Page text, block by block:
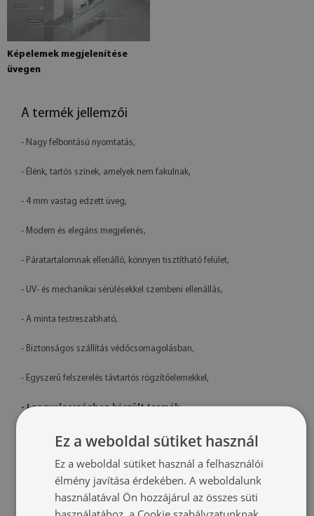
Képelemek megjelenítése
üvegen
A termék jellemzői
- Nagy felbontású nyomtatás,
- Élénk, tartós színek, amelyek nem fakulnak,
- 4 mm vastag edzett üveg,
- Modern és elegáns megjelenés,
- Páratartalomnak ellenálló, könnyen tisztítható felület,
- UV- és mechanikai sérülésekkel szembeni ellenállás,
- A minta testreszabható,
- Biztonságos szállítás védőcsomagolásban,
- Egyszerű felszerelés távtartós rögzítőelemekkel,
- Lengyelországban készült termék
Műszaki adatok
Méretek:100x50 cm, 125x50 cm, 120x60 cm, 140x70 cm
4 mm vastag edzett üveg
Ez a weboldal sütiket használ
Ez a weboldal sütiket használ a felhasználói
élmény javítása érdekében. A weboldalunk
használatával Ön hozzájárul az összes süti
használatához, a Cookie szabályzatunknak